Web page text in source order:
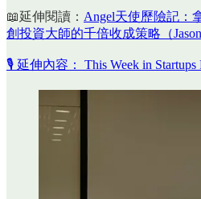
📖延伸閱讀： Angel天使歷險記：
創投資大師的千倍收成策略（Jason
🎙️ 延伸內容： This Week in Startups